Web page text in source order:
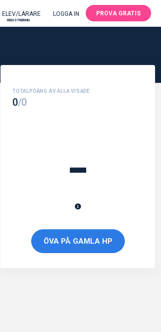
ELEV/LÄRARE
-REGISTRERING
LOGGA IN PROVA GRATIS
0/0
-
ÖVA PÅ GAMLA HP